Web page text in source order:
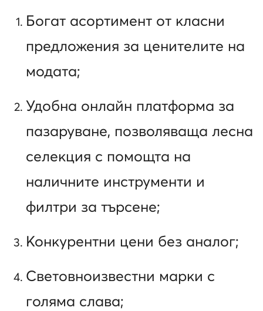
Богат асортимент от класни
предложения за ценителите на
модата;
Удобна онлайн платформа за
пазаруване, позволяваща лесна
селекция с помощта на
наличните инструменти и
филтри за търсене;
Конкурентни цени без аналог;
Световноизвестни марки с
голяма слава;